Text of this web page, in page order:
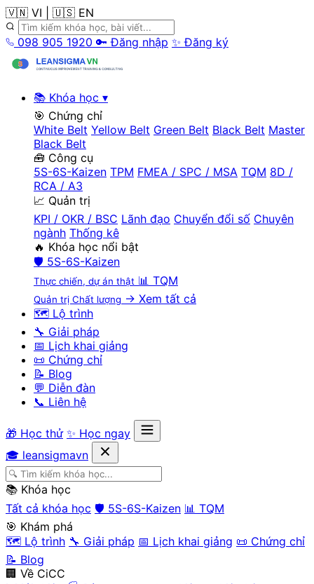
🇻🇳 VI 🇺🇸 EN
098 905 1920 🔑 Đăng nhập ✨ Đăng ký
📚 Khóa học ▾
🎯 Chứng chỉ
White Belt Yellow Belt Green Belt Black Belt Master
Black Belt
🧰 Công cụ
5S-6S-Kaizen TPM FMEA / SPC / MSA TQM 8D /
RCA / A3
📈 Quản trị
KPI / OKR / BSC Lãnh đạo Chuyển đổi số Chuyên
ngành Thống kê
🔥 Khóa học nổi bật
🛡️ 5S-6S-Kaizen
Thực chiến, dự án thật 📊 TQM
Quản trị Chất lượng → Xem tất cả
🗺️ Lộ trình
🔧 Giải pháp
📅 Lịch khai giảng
📜 Chứng chỉ
📝 Blog
💬 Diễn đàn
📞 Liên hệ
🎁 Học thử ✨ Học ngay
🎓 leansigmavn
📚 Khóa học
Tất cả khóa học 🛡️ 5S-6S-Kaizen 📊 TQM
🎯 Khám phá
🗺️ Lộ trình 🔧 Giải pháp 📅 Lịch khai giảng 📜 Chứng chỉ
📝 Blog
🏢 Về CiCC